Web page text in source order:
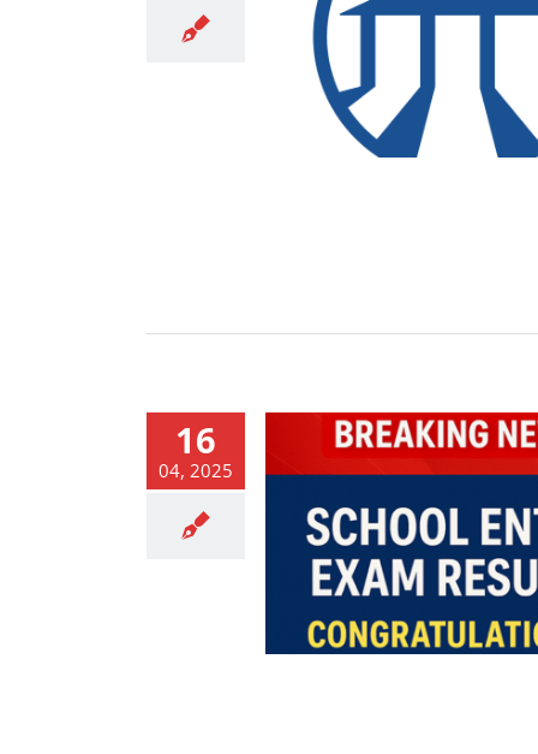
uzupełniająca do klas I, II i
16
04, 2025
przyjętych do pierwszej
szkoły na rok szkolny